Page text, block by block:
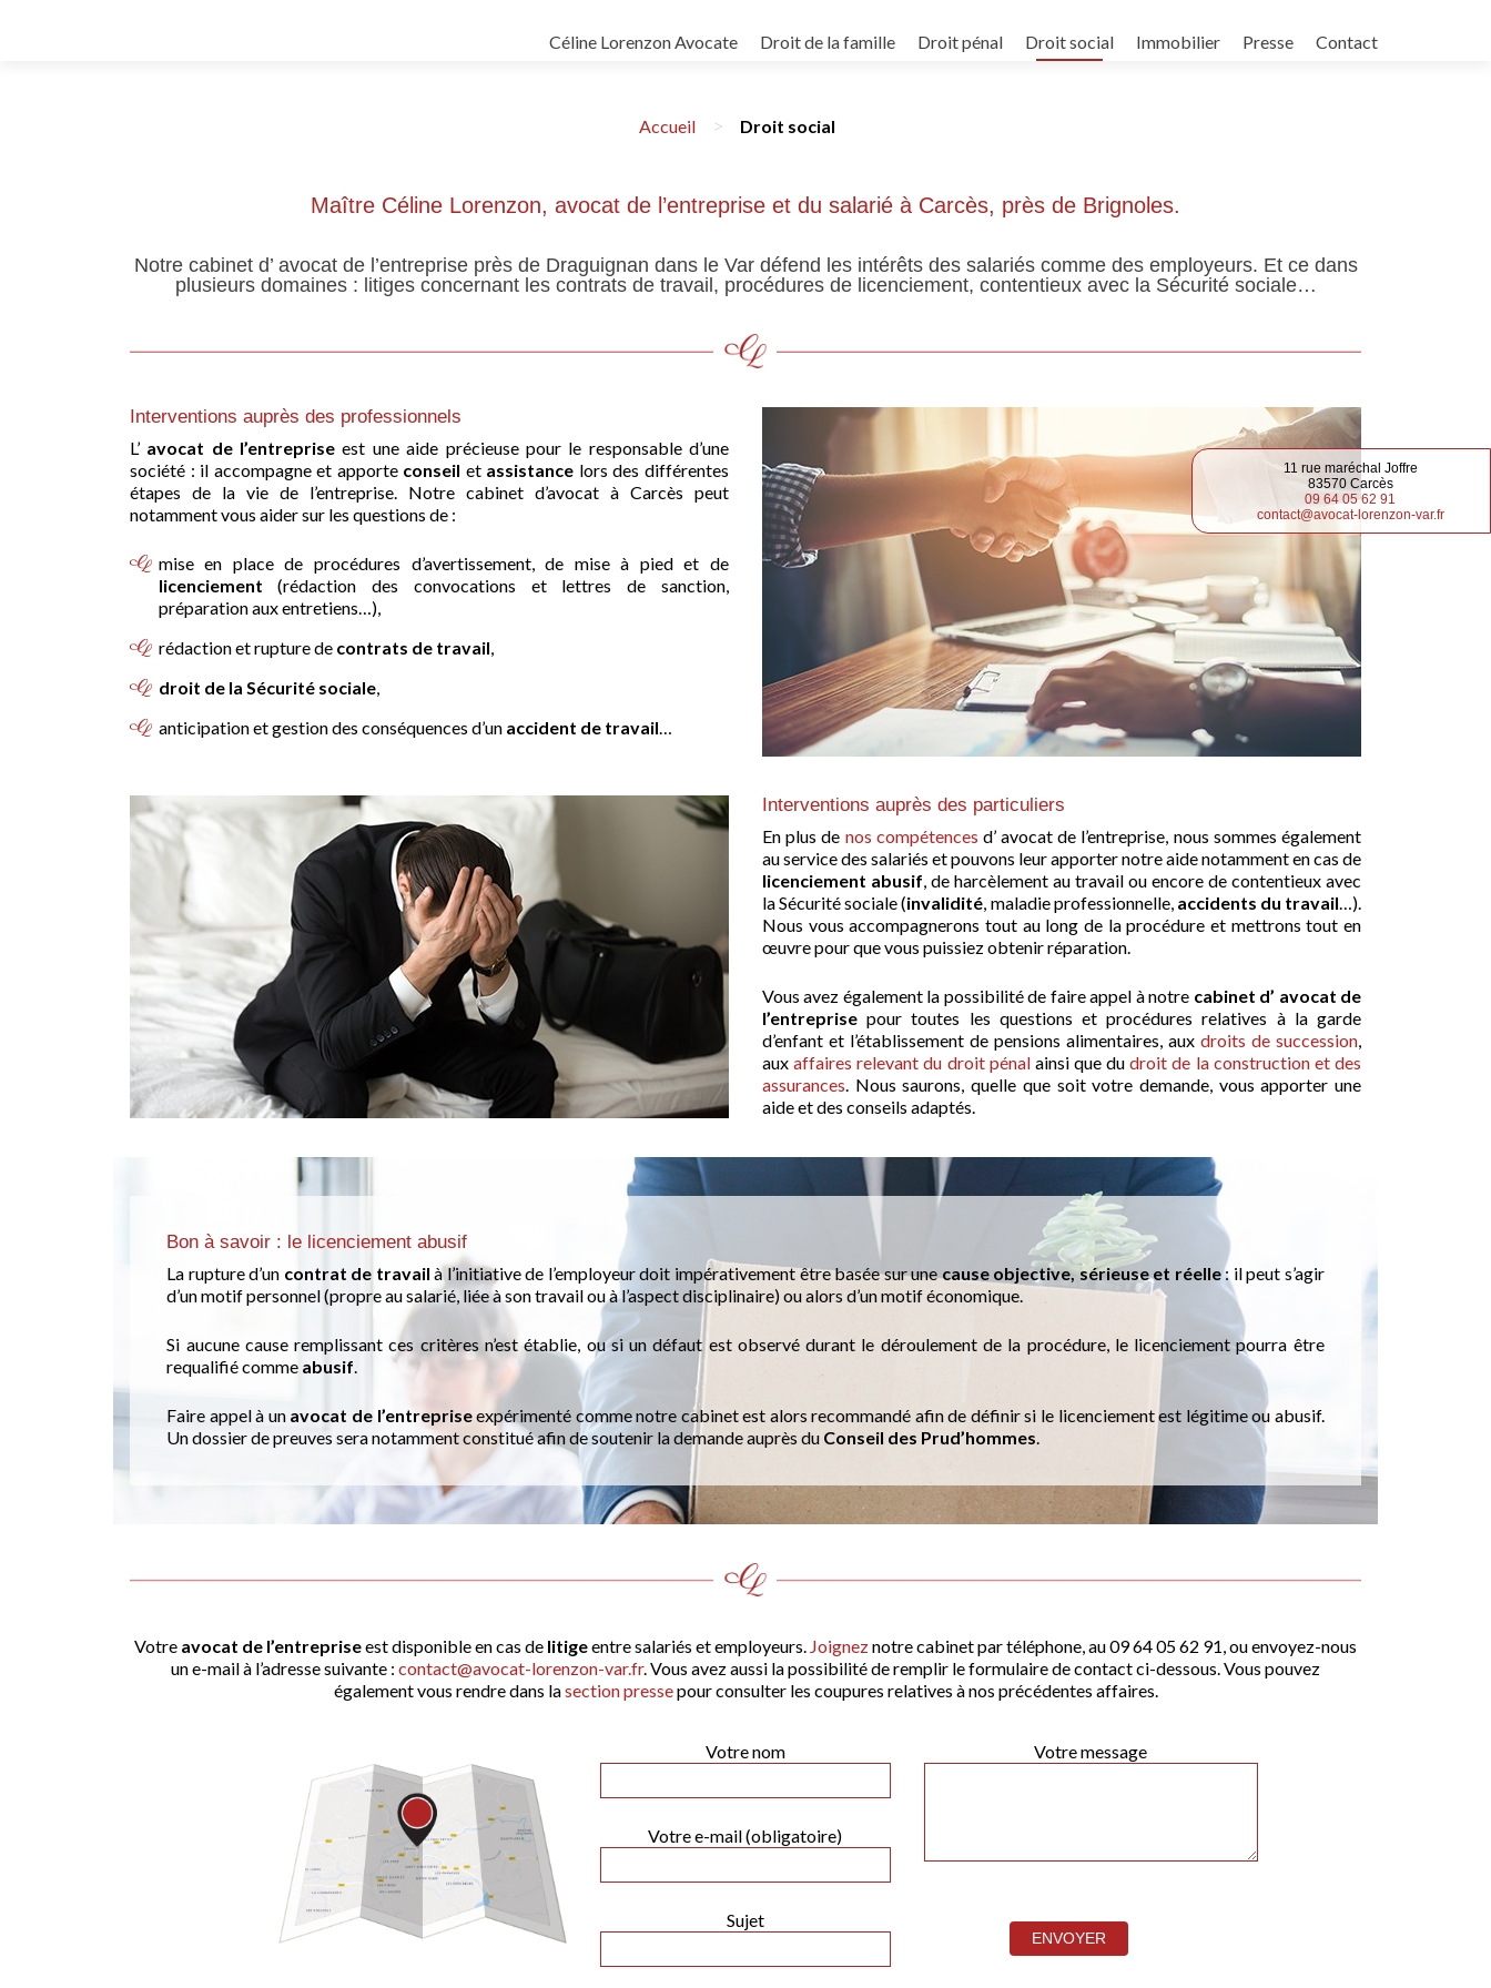
11 rue maréchal Joffre
83570 Carcès
09 64 05 62 91
contact@avocat-lorenzon-var.fr
to
Céline Lorenzon Avocate Droit de la famille Droit pénal Droit social Immobilier Presse Contact
Accueil > Droit social
Maître Céline Lorenzon, avocat de l’entreprise et du salarié à Carcès, près de Brignoles.
Notre cabinet d’ avocat de l’entreprise près de Draguignan dans le Var défend les intérêts des salariés comme des employeurs. Et ce dans
plusieurs domaines : litiges concernant les contrats de travail, procédures de licenciement, contentieux avec la Sécurité sociale…
Interventions auprès des professionnels
L’ avocat de l’entreprise est une aide précieuse pour le responsable d’une
société : il accompagne et apporte conseil et assistance lors des différentes
étapes de la vie de l’entreprise. Notre cabinet d’avocat à Carcès peut
notamment vous aider sur les questions de :
mise en place de procédures d’avertissement, de mise à pied et de
licenciement (rédaction des convocations et lettres de sanction,
préparation aux entretiens…),
rédaction et rupture de contrats de travail
droit de la Sécurité sociale,
anticipation et gestion des conséquences d’un accident de travail
Interventions auprès des particuliers
En plus de nos compétences d’ avocat de l’entreprise, nous sommes également
au service des salariés et pouvons leur apporter notre aide notamment en cas de
licenciement abusif , de harcèlement au travail ou encore de contentieux avec
la Sécurité sociale (invalidité , maladie professionnelle, accidents du travail …).
Nous vous accompagnerons tout au long de la procédure et mettrons tout en
œuvre pour que vous puissiez obtenir réparation.
Vous avez également la possibilité de faire appel à notre cabinet d’ avocat de
l’entreprise pour toutes les questions et procédures relatives à la garde
d’enfant et l’établissement de pensions alimentaires, aux droits de succession
auxaffaires relevant du droit pénalainsi que dudroit de la construction et des
assurances . Nous saurons, quelle que soit votre demande, vous apporter une
aide et des conseils adaptés.
Bon à savoir : le licenciement abusif
La rupture d’un contrat de travail à l’initiative de l’employeur doit impérativement être basée sur unecause objective, sérieuse et réelle: il peut s’agir
d’un motif personnel (propre au salarié, liée à son travail ou à l’aspect disciplinaire) ou alors d’un motif économique.
Si aucune cause remplissant ces critères n’est établie, ou si un défaut est observé durant le déroulement de la procédure, le licenciement pourra être
requalifié comme abusif.
Faire appel à un avocat de l’entrepriseexpérimenté comme notre cabinet est alors recommandé afin de définir si le licenciement est légitime ou abusif.
Un dossier de preuves sera notamment constitué afin de soutenir la demande auprès du Conseil des Prud’hommes.
Votre avocat de l’entrepriseest disponible en cas de litigeentre salariés et employeurs. Joigneznotre cabinet par téléphone, au 09 64 05 62 91, ou envoyez-nous
un e-mail à l’adresse suivante : contact@avocat-lorenzon-var.fr. Vous avez aussi la possibilité de remplir le formulaire de contact ci-dessous. Vous pouvez
également vous rendre dans lasection pressepour consulter les coupures relatives à nos précédentes affaires.
Votre nom
Votre e-mail (obligatoire)
Sujet
Votre message